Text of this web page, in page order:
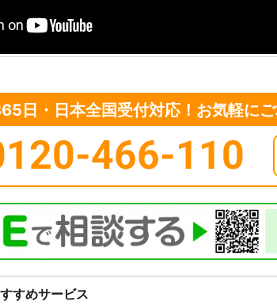
日・日本全国受付対応！お気軽に
466-110
すめサービス